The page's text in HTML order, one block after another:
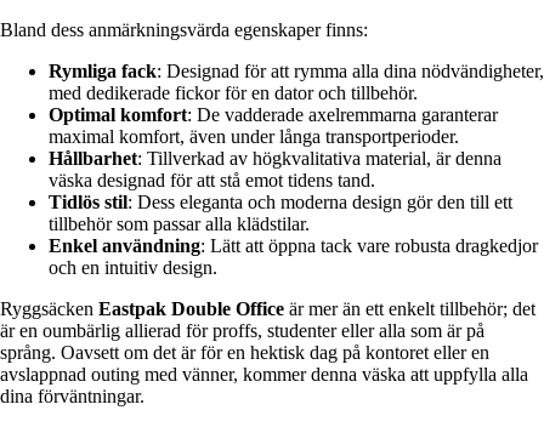
Bland dess anmärkningsvärda egenskaper finns:
Rymliga fack: Designad för att rymma alla dina nödvändigheter,
med dedikerade fickor för en dator och tillbehör.
Optimal komfort: De vadderade axelremmarna garanterar
maximal komfort, även under långa transportperioder.
Hållbarhet: Tillverkad av högkvalitativa material, är denna
väska designad för att stå emot tidens tand.
Tidlös stil: Dess eleganta och moderna design gör den till ett
tillbehör som passar alla klädstilar.
Enkel användning: Lätt att öppna tack vare robusta dragkedjor
och en intuitiv design.
Ryggsäcken Eastpak Double Office är mer än ett enkelt tillbehör; det
är en oumbärlig allierad för proffs, studenter eller alla som är på
språng. Oavsett om det är för en hektisk dag på kontoret eller en
avslappnad outing med vänner, kommer denna väska att uppfylla alla
dina förväntningar.